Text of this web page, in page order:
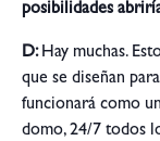
posibilidades
D:Hay muchas.
que se diseñan
funcionará como
domo, 24/7 todos